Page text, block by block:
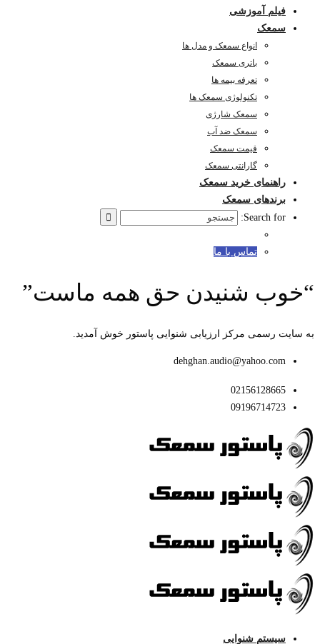
فیلم آموزشی
سمعک
انواع سمعک و مدل ها
باتری سمعک
تعرفه بیمه ها
تکنولوژی سمعک ها
سمعک شارژی
سمعک ضد آب
قیمت سمعک
گارانتی سمعک
راهنمای خرید سمعک
برندهای سمعک
Search for:
تماس با ما
“خوب شنیدن حق همه ماست”
به سایت رسمی مرکز ارزیابی شنوایی پاستور خوش آمدید.
dehghan.audio@yahoo.com
02156128665
09196714723
سیستم شنوایی